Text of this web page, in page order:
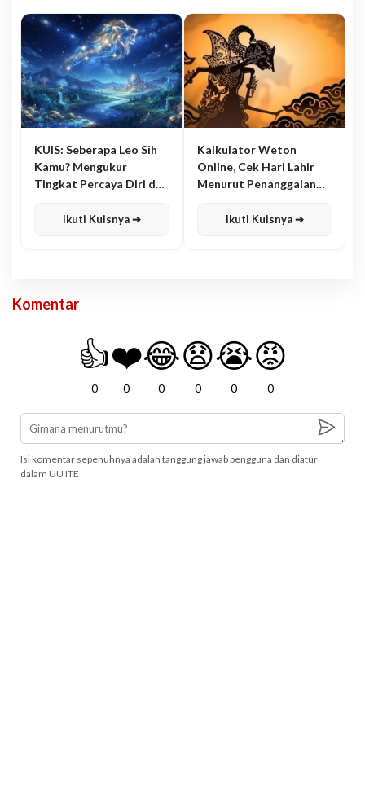
KUIS: Seberapa Leo Sih
Kamu? Mengukur
Tingkat Percaya Diri dan
Ikuti Kuisnya ➔
Kalkulator Weton
Online, Cek Hari Lahir
Menurut Penanggalan
Ikuti Kuisnya ➔
Komentar
👍
0
❤️
0
😂
0
😧
0
😭
0
😡
0
Isi komentar sepenuhnya adalah tanggung jawab pengguna dan diatur
dalam UU ITE